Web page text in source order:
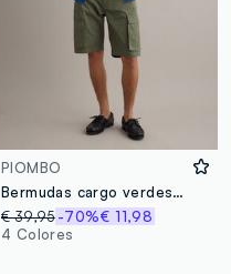
PIOMBO
Bermudas cargo verdes de algodón elástico, corte regular
€ 39,95 -70%€ 11,98
4 Colores